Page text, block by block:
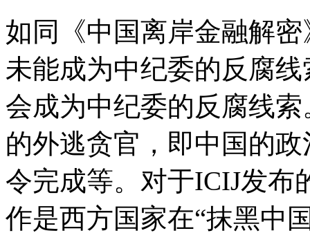
如同《中国离岸金融解
未能成为中纪委的反腐
会成为中纪委的反腐线
的外逃贪官，即中国的
令完成等。对于ICIJ发布
作是西方国家在“抹黑中